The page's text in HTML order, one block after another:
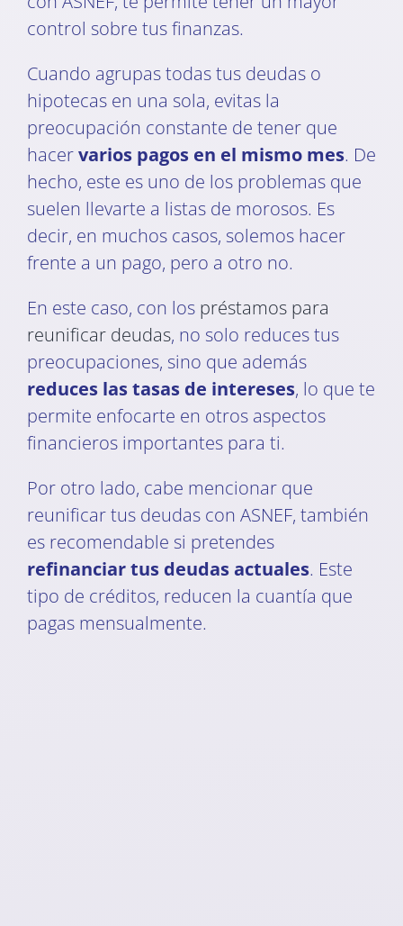
control sobre tus finanzas.
Cuando agrupas todas tus deudas o
hipotecas en una sola, evitas la
preocupación constante de tener que
hacervarios pagos en el mismo mes. De
hecho, este es uno de los problemas que
suelen llevarte a listas de morosos. Es
decir, en muchos casos, solemos hacer
frente a un pago, pero a otro no.
En este caso, con lospréstamos para
reunificar deudas, no solo reduces tus
preocupaciones, sino que además
reduces las tasas de intereses, lo que te
permite enfocarte en otros aspectos
financieros importantes para ti.
Por otro lado, cabe mencionar que
reunificar tus deudas con ASNEF, también
es recomendable si pretendes
refinanciar tus deudas actuales. Este
tipo de créditos, reducen la cuantía que
pagas mensualmente.